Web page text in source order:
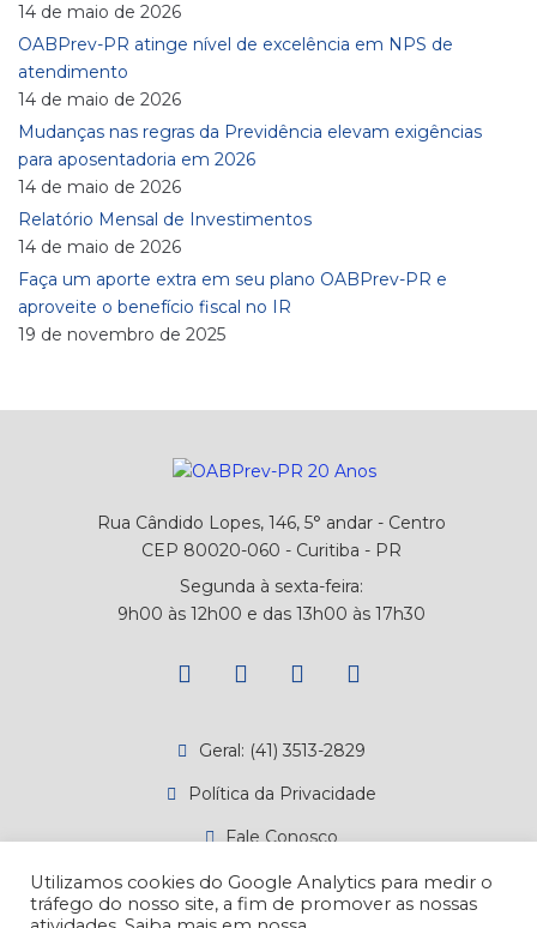
14 de maio de 2026
OABPrev-PR atinge nível de excelência em NPS de
atendimento
14 de maio de 2026
Mudanças nas regras da Previdência elevam exigências
para aposentadoria em 2026
14 de maio de 2026
Relatório Mensal de Investimentos
14 de maio de 2026
Faça um aporte extra em seu plano OABPrev-PR e
aproveite o benefício fiscal no IR
19 de novembro de 2025
Rua Cândido Lopes, 146, 5° andar - Centro
CEP 80020-060 - Curitiba - PR
Segunda à sexta-feira:
9h00 às 12h00 e das 13h00 às 17h30
Geral: (41) 3513-2829
Política da Privacidade
Fale Conosco
Canal de Denúncias
Atendimento
Utilizamos cookies do Google Analytics para medir o
tráfego do nosso site, a fim de promover as nossas